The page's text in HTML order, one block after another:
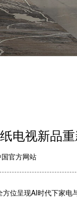
电视新品
官方网站
位呈现AI时代下家电